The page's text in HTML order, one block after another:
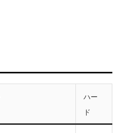
ハー
ド